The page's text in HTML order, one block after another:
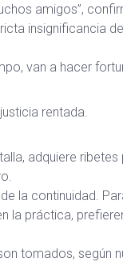
amigos”,
insignificancia
van a hacer
rentada.
adquiere
la continuidad.
la práctica,
tomados, según